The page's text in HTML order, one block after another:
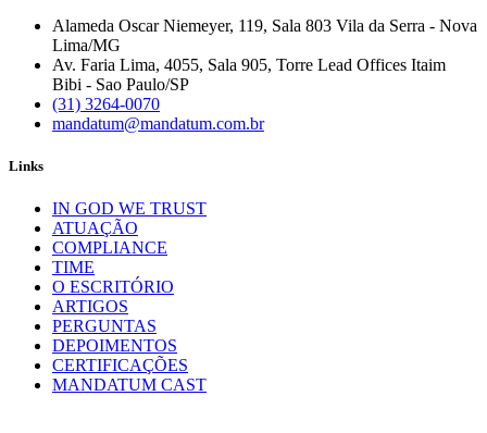
Alameda Oscar Niemeyer, 119, Sala 803 Vila da Serra - Nova
Lima/MG
Av. Faria Lima, 4055, Sala 905, Torre Lead Offices Itaim
Bibi - Sao Paulo/SP
(31) 3264-0070
mandatum@mandatum.com.br
Links
IN GOD WE TRUST
ATUAÇÃO
COMPLIANCE
TIME
O ESCRITÓRIO
ARTIGOS
PERGUNTAS
DEPOIMENTOS
CERTIFICAÇÕES
MANDATUM CAST